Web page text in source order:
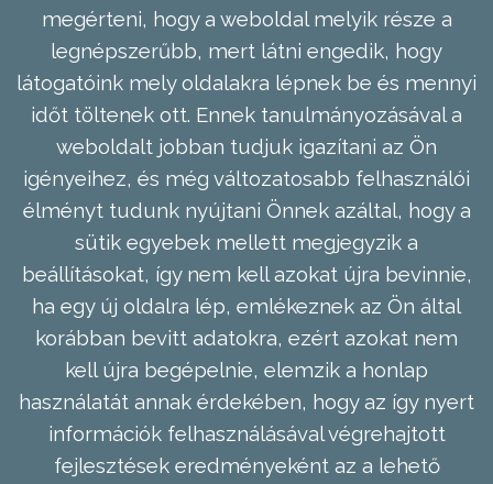
megérteni, hogy a weboldal melyik része a
legnépszerűbb, mert látni engedik, hogy
látogatóink mely oldalakra lépnek be és mennyi
időt töltenek ott. Ennek tanulmányozásával a
weboldalt jobban tudjuk igazítani az Ön
igényeihez, és még változatosabb felhasználói
élményt tudunk nyújtani Önnek azáltal, hogy a
sütik egyebek mellett megjegyzik a
beállításokat, így nem kell azokat újra bevinnie,
ha egy új oldalra lép, emlékeznek az Ön által
korábban bevitt adatokra, ezért azokat nem
kell újra begépelnie, elemzik a honlap
használatát annak érdekében, hogy az így nyert
információk felhasználásával végrehajtott
fejlesztések eredményeként az a lehető